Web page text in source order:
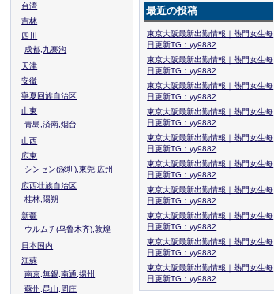
台湾
吉林
四川
成都,九寨沟
天津
安徽
寧夏回族自治区
山東
青島,済南,烟台
山西
広東
シンセン(深圳),東莞,広州
広西壮族自治区
桂林,陽朔
新疆
ウルムチ(乌鲁木齐),敦煌
日本国内
江蘇
南京,無錫,南通,揚州
蘇州,昆山,周庄
最近の投稿
東京大阪最新出勤情報｜熱門女生每
日更新TG：yy9882
東京大阪最新出勤情報｜熱門女生每
日更新TG：yy9882
東京大阪最新出勤情報｜熱門女生每
日更新TG：yy9882
東京大阪最新出勤情報｜熱門女生每
日更新TG：yy9882
東京大阪最新出勤情報｜熱門女生每
日更新TG：yy9882
東京大阪最新出勤情報｜熱門女生每
日更新TG：yy9882
東京大阪最新出勤情報｜熱門女生每
日更新TG：yy9882
東京大阪最新出勤情報｜熱門女生每
日更新TG：yy9882
東京大阪最新出勤情報｜熱門女生每
日更新TG：yy9882
東京大阪最新出勤情報｜熱門女生每
日更新TG：yy9882